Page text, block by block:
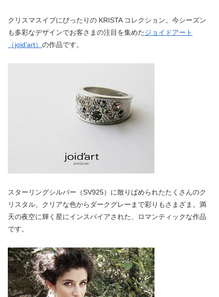
クリスマスイブにぴったりの KRISTA コレクション。今シーズン
も多彩なデザインでお客さまの注目を集めたジョイドアート
（joid’art） の作品です。
スターリングシルバー（SV925）に散りばめられたたくさんのク
リスタル。クリアな色からダークグレーまで彩りもさまざま。満
天の夜空に輝く星にインスパイアされた、ロマンティックな作品
です。